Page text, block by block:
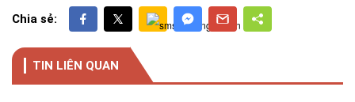
Chia sẻ:
TIN LIÊN QUAN